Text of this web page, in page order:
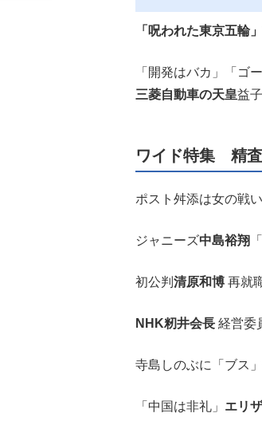
「呪われた東京五輪
「開発はバカ」「ゴ
三菱自動車の天皇益
ワイド特集 精査
ポスト舛添は女の戦い
ジャニーズ中島裕翔
初公判 清原和博 再就
NHK籾井会長 経営委
寺島しのぶに「ブス
「中国は非礼」 エリ